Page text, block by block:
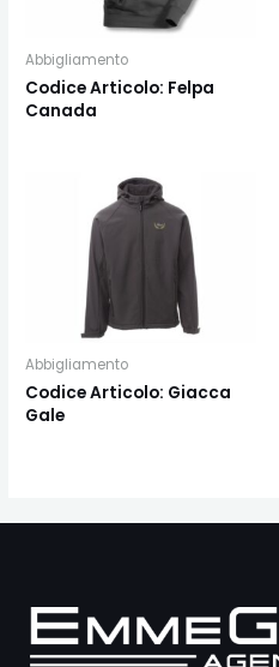
Abbigliamento
Codice Articolo: Felpa
Canada
Abbigliamento
Codice Articolo: Giacca
Gale